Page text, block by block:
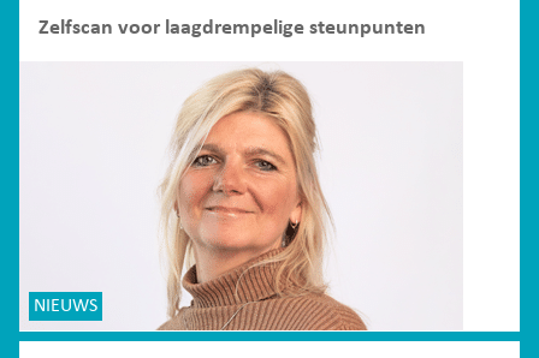
Zelfscan voor laagdrempelige steunpunten
NIEUWS